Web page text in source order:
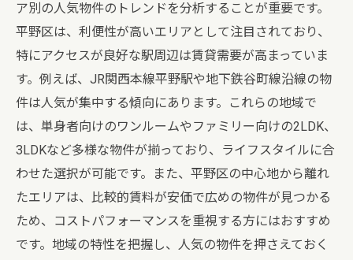
ア別の人気物件のトレンドを分析することが重要です。
平野区は、利便性が高いエリアとして注目されており、
特にアクセスが良好な駅周辺は賃貸需要が高まっていま
す。例えば、JR関西本線平野駅や地下鉄谷町線沿線の物
件は人気が集中する傾向にあります。これらの地域で
は、単身者向けのワンルームやファミリー向けの2LDK、
3LDKなど多様な物件が揃っており、ライフスタイルに合
わせた選択が可能です。また、平野区の中心地から離れ
たエリアは、比較的賃料が安価で広めの物件が見つかる
ため、コストパフォーマンスを重視する方にはおすすめ
です。地域の特性を把握し、人気の物件を押さえておく